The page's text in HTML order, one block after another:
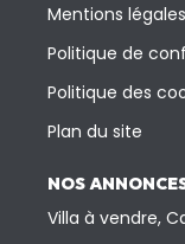
Mentions légales
Politique de
Politique des
Plan du site
NOS
Villa à vendre,